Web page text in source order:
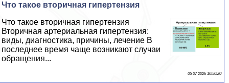
Что такое вторичная гипертензия
Что такое вторичная гипертензия
Вторичная артериальная гипертензия:
виды, диагностика, причины, лечение В
последнее время чаще возникают случаи
обращения...
05 07 2026 10:50:20